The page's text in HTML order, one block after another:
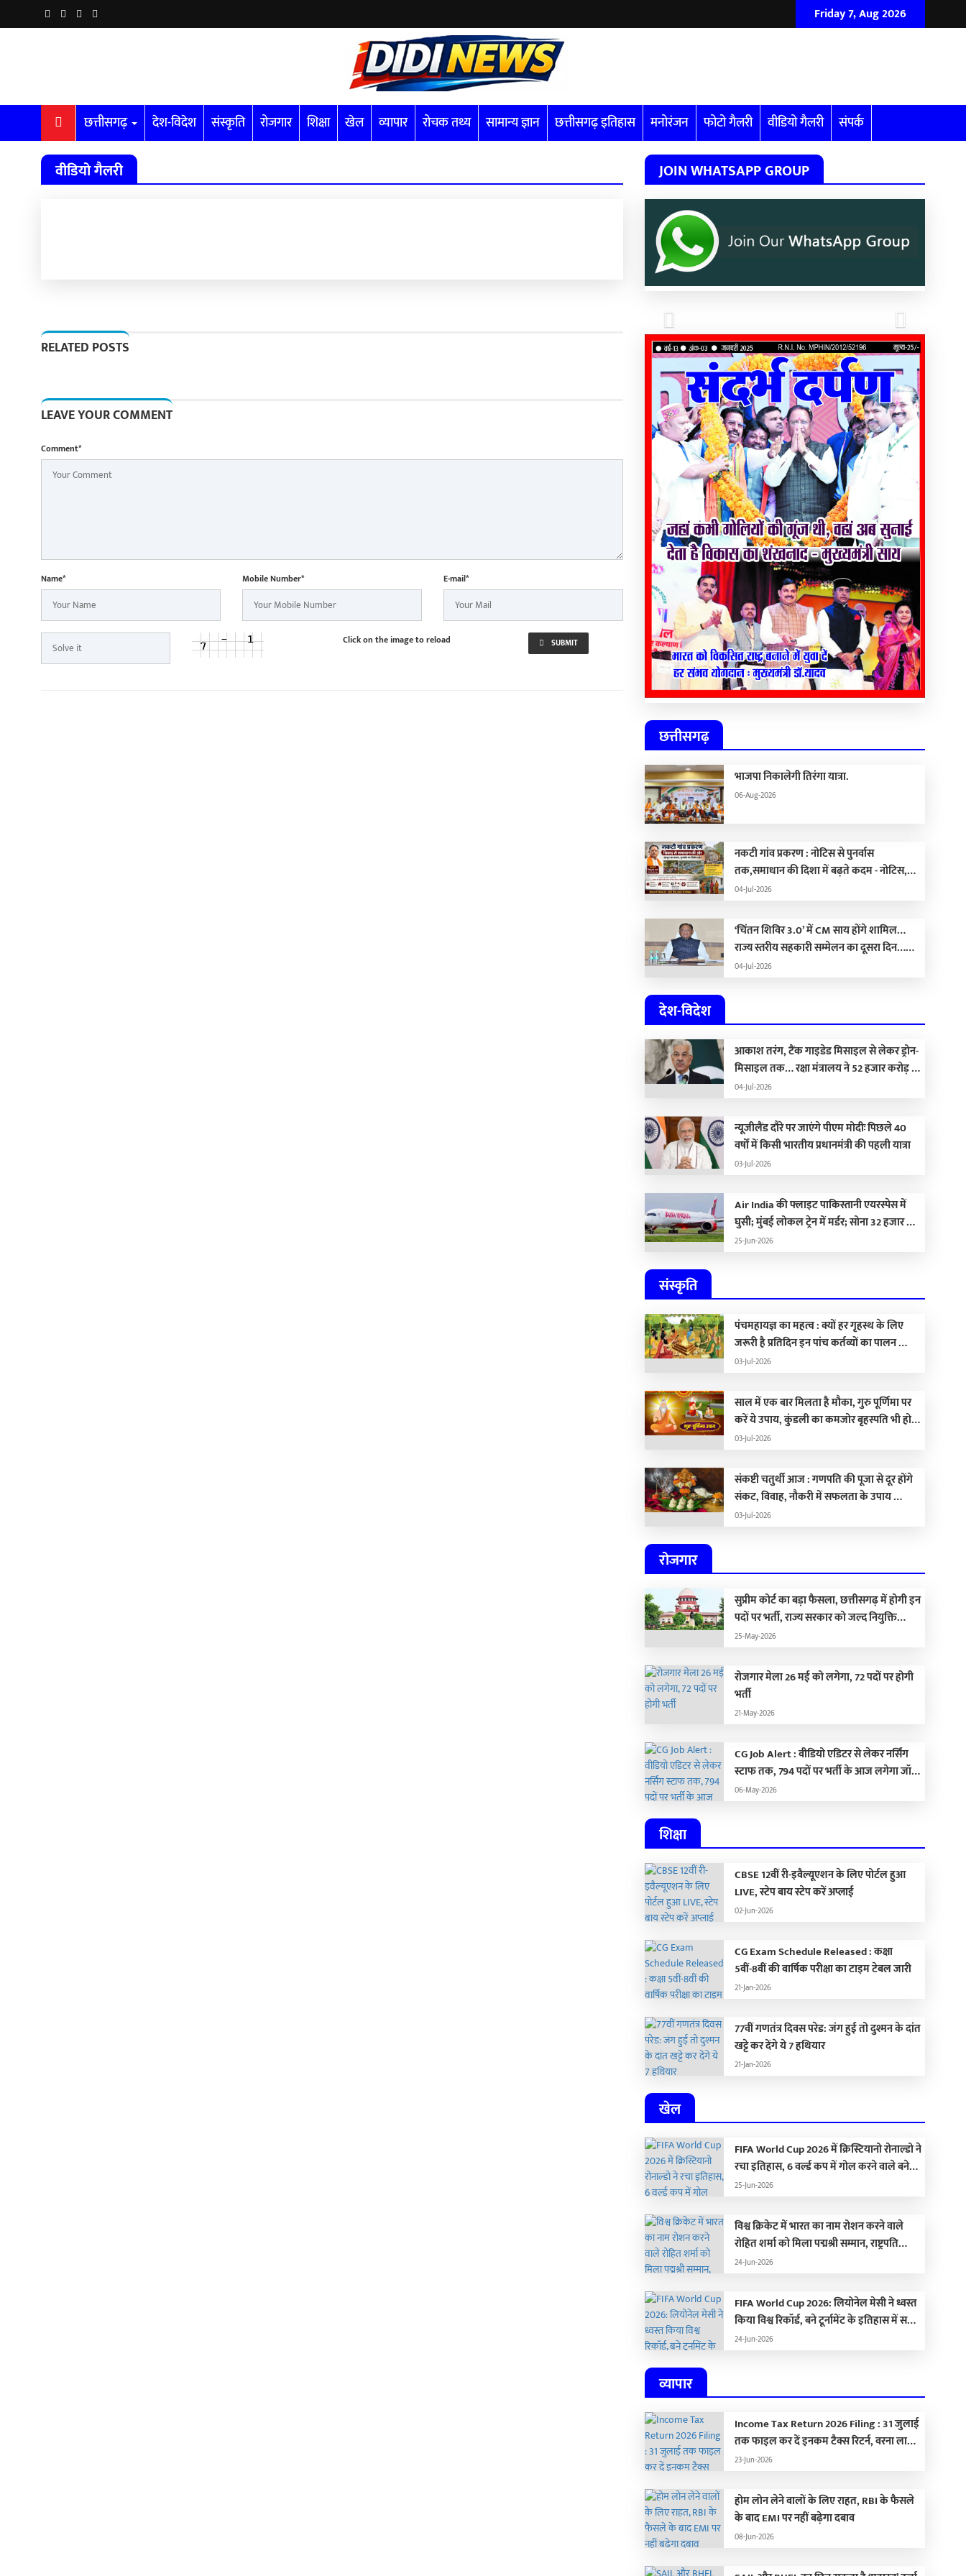
Friday 7, Aug 2026
छत्तीसगढ़ देश-विदेश संस्कृति रोजगार शिक्षा खेल व्यापार रोचक तथ्य सामान्य ज्ञान छत्तीसगढ़ इतिहास मनोरंजन फोटो गैलरी वीडियो गैलरी संपर्क
वीडियो गैलरी
RELATED POSTS
LEAVE YOUR COMMENT
Comment*
Name* Mobile Number* E-mail*
Click on the image to reload SUBMIT
JOIN WHATSAPP GROUP
Previous Next
छत्तीसगढ़
भाजपा निकालेगी तिरंगा यात्रा.
06-Aug-2026
नकटी गांव प्रकरण : नोटिस से पुनर्वास
तक,समाधान की दिशा में बढ़ते कदम - नोटिस,
कार्रवाई, पुनर्वास और राजनीति का सच
04-Jul-2026
‘चिंतन शिविर 3.0’ में CM साय होंगे शामिल…
राज्य स्तरीय सहकारी सम्मेलन का दूसरा दिन…
भोरमदेव ईको ट्रेल 2026 आज से शुरू…
04-Jul-2026
देश-विदेश
आकाश तरंग, टैंक गाइडेड मिसाइल से लेकर ड्रोन-
मिसाइल तक… रक्षा मंत्रालय ने 52 हजार करोड़ के
हथियार खरीदने की मंजूरी दी
04-Jul-2026
न्यूजीलैंड दौरे पर जाएंगे पीएम मोदीः पिछले 40
वर्षों में किसी भारतीय प्रधानमंत्री की पहली यात्रा
03-Jul-2026
Air India की फ्लाइट पाकिस्तानी एयरस्पेस में
घुसी; मुंबई लोकल ट्रेन में मर्डर; सोना 32 हजार और
चांदी 1.59 लाख रुपए सस्ती
25-Jun-2026
संस्कृति
पंचमहायज्ञ का महत्व : क्यों हर गृहस्थ के लिए
जरूरी है प्रतिदिन इन पांच कर्तव्यों का पालन …
03-Jul-2026
साल में एक बार मिलता है मौका, गुरु पूर्णिमा पर
करें ये उपाय, कुंडली का कमजोर बृहस्पति भी हो
जाएगा मजबूत …
03-Jul-2026
संकष्टी चतुर्थी आज : गणपति की पूजा से दूर होंगे
संकट, विवाह, नौकरी में सफलता के उपाय …
03-Jul-2026
रोजगार
सुप्रीम कोर्ट का बड़ा फैसला, छत्तीसगढ़ में होगी इन
पदों पर भर्ती, राज्य सरकार को जल्द नियुक्ति
प्रक्रिया पूरा करने के दिए निर्देश…
25-May-2026
रोजगार मेला 26 मई को लगेगा, 72 पदों पर होगी
भर्ती
21-May-2026
CG Job Alert : वीडियो एडिटर से लेकर नर्सिंग
स्टाफ तक, 794 पदों पर भर्ती के आज लगेगा जॉब
फेयर
06-May-2026
शिक्षा
CBSE 12वीं री-इवैल्यूएशन के लिए पोर्टल हुआ
LIVE, स्टेप बाय स्टेप करें अप्लाई
02-Jun-2026
CG Exam Schedule Released : कक्षा
5वीं-8वीं की वार्षिक परीक्षा का टाइम टेबल जारी
21-Jan-2026
77वीं गणतंत्र दिवस परेड: जंग हुई तो दुश्मन के दांत
खट्टे कर देंगे ये 7 हथियार
21-Jan-2026
खेल
FIFA World Cup 2026 में क्रिस्टियानो रोनाल्डो ने
रचा इतिहास, 6 वर्ल्ड कप में गोल करने वाले बने
पहले खिलाड़ी, आलोचकों को यूं किया शांत
25-Jun-2026
विश्व क्रिकेट में भारत का नाम रोशन करने वाले
रोहित शर्मा को मिला पद्मश्री सम्मान, राष्ट्रपति
द्रौपदी मुर्मू ने किया सम्मानित
24-Jun-2026
FIFA World Cup 2026: लियोनेल मेसी ने ध्वस्त
किया विश्व रिकॉर्ड, बने टूर्नामेंट के इतिहास में सबसे
ज्यादा गोल करने वाले खिलाड़ी
24-Jun-2026
व्यापार
Income Tax Return 2026 Filing : 31 जुलाई
तक फाइल कर दें इनकम टैक्स रिटर्न, वरना लाखों
का लगेगा जुर्माना
23-Jun-2026
होम लोन लेने वालों के लिए राहत, RBI के फैसले
के बाद EMI पर नहीं बढ़ेगा दबाव
08-Jun-2026